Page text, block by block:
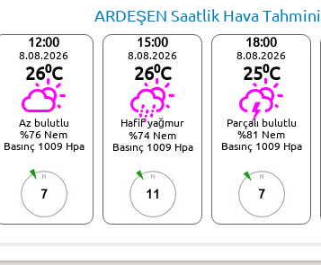
ARDEŞEN Saatlik Hava Tahmini
12:00
8.08.2026
26⁰C
Az bulutlu
%76 Nem
Basınç 1009 Hpa
7
15:00
8.08.2026
26⁰C
Hafif yağmur
%74 Nem
Basınç 1009 Hpa
11
18:00
8.08.2026
25⁰C
Parçalı bulutlu
%81 Nem
Basınç 1009 Hpa
7